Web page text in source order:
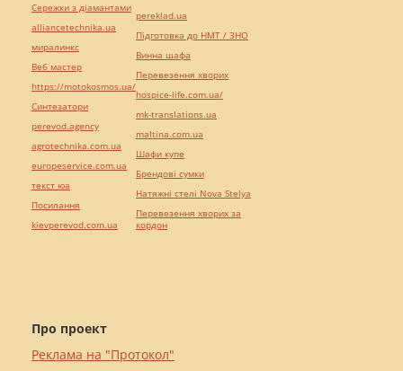
Про проект
Реклама на "Протокол"
Сережки з діамантами
alliancetechnika.ua
миралинкс
Веб мастер
https://motokosmos.ua/
Синтезатори
perevod.agency
agrotechnika.com.ua
europeservice.com.ua
текст юа
Посилання
kievperevod.com.ua
pereklad.ua
Підготовка до НМТ / ЗНО
Винна шафа
Перевезення хворих
hospice-life.com.ua/
mk-translations.ua
maltina.com.ua
Шафи купе
Брендові сумки
Натяжні стелі Nova Stelya
Перевезення хворих за
кордон